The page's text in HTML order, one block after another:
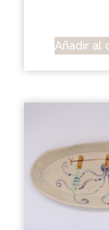
Añadir al